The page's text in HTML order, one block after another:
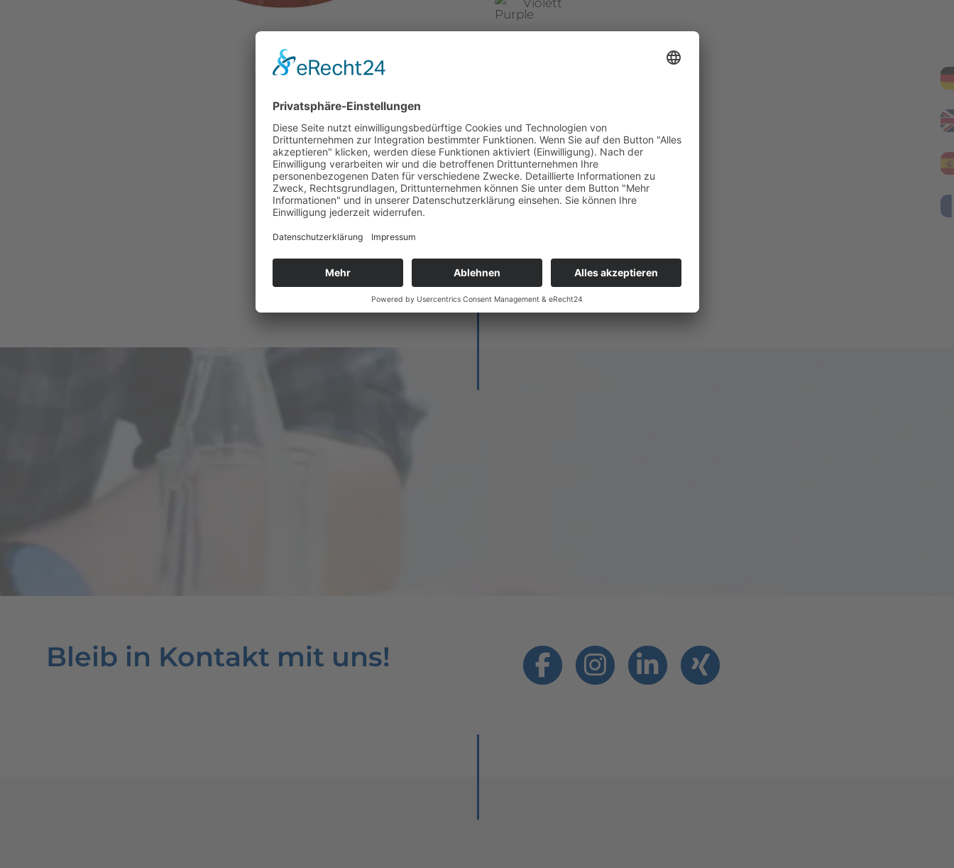
Violett
Henke-Blau
Anthrazit
Bleib in Kontakt mit uns!